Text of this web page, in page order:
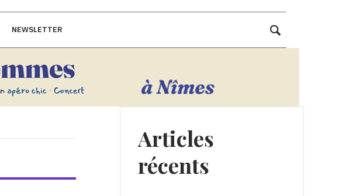
NEWSLETTER
Articles
récents